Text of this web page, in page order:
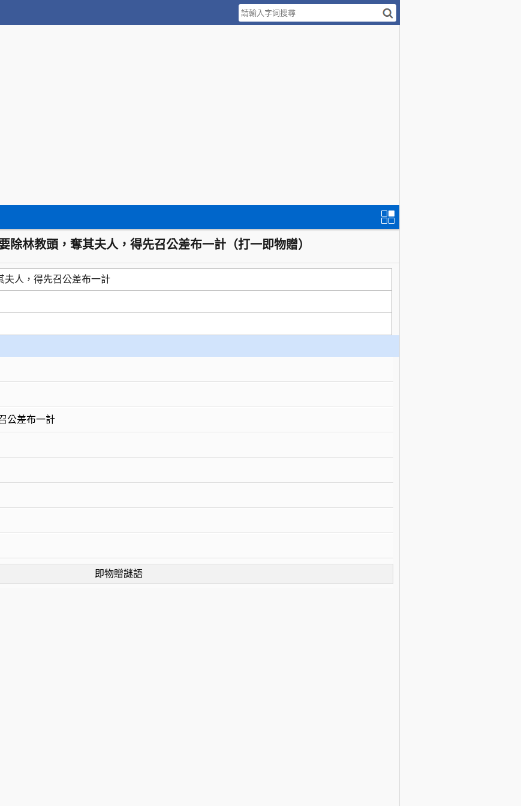
除林教頭，奪其夫人，得先召公差布一計（打一即物贈）
夫人，得先召公差布一計
公差布一計
即物贈謎語